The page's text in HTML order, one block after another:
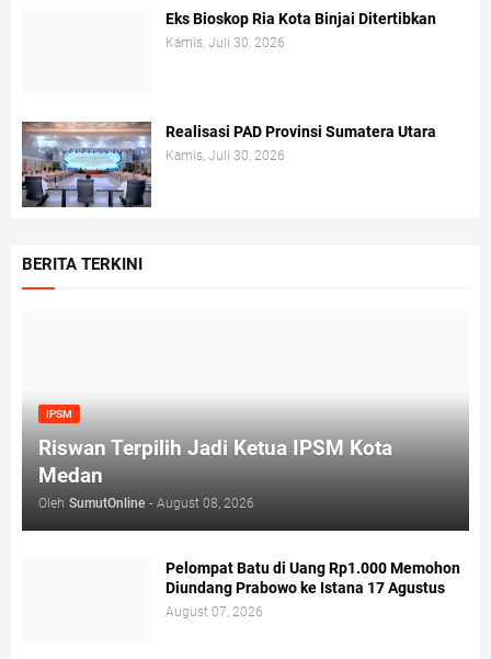
Eks Bioskop Ria Kota Binjai Ditertibkan
Kamis, Juli 30, 2026
Realisasi PAD Provinsi Sumatera Utara
Kamis, Juli 30, 2026
BERITA TERKINI
IPSM
Riswan Terpilih Jadi Ketua IPSM Kota
Medan
Oleh SumutOnline - August 08, 2026
Pelompat Batu di Uang Rp1.000 Memohon
Diundang Prabowo ke Istana 17 Agustus
August 07, 2026